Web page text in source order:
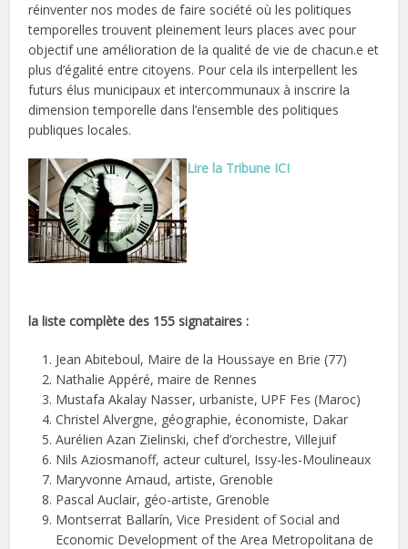
réinventer nos modes de faire société où les politiques
temporelles trouvent pleinement leurs places avec pour
objectif une amélioration de la qualité de vie de chacun.e et
plus d’égalité entre citoyens. Pour cela ils interpellent les
futurs élus municipaux et intercommunaux à inscrire la
dimension temporelle dans l’ensemble des politiques
publiques locales.
Lire la Tribune ICI
la liste complète des 155 signataires :
Jean Abiteboul, Maire de la Houssaye en Brie (77)
Nathalie Appéré, maire de Rennes
Mustafa Akalay Nasser, urbaniste, UPF Fes (Maroc)
Christel Alvergne, géographie, économiste, Dakar
Aurélien Azan Zielinski, chef d’orchestre, Villejuif
Nils Aziosmanoff, acteur culturel, Issy-les-Moulineaux
Maryvonne Arnaud, artiste, Grenoble
Pascal Auclair, géo-artiste, Grenoble
Montserrat Ballarín, Vice President of Social and
Economic Development of the Area Metropolitana de